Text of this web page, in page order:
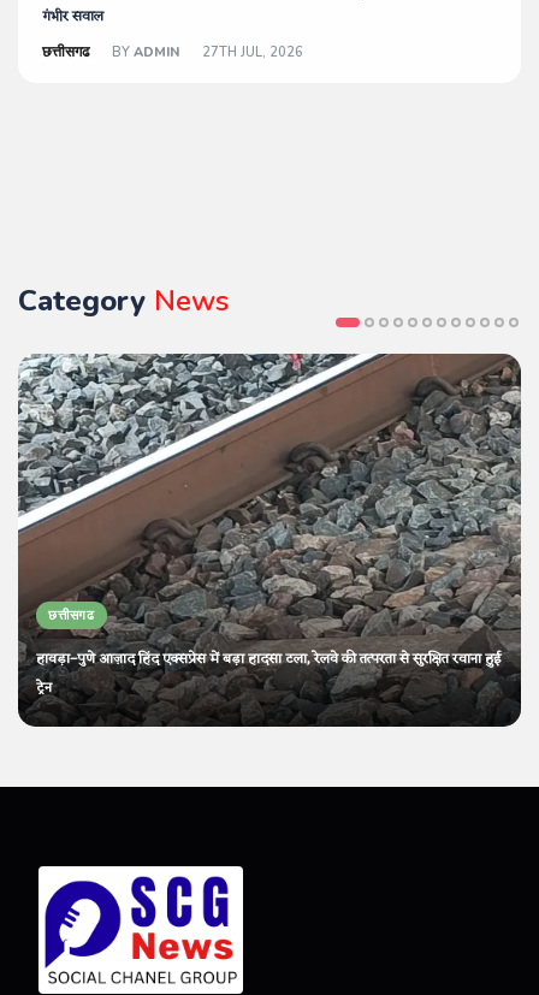
गंभीर सवाल
छत्तीसगढ BY ADMIN 27TH JUL, 2026
Category News
छत्तीसगढ
हावड़ा–पुणे आज़ाद हिंद एक्सप्रेस में बड़ा हादसा टला, रेलवे की तत्परता से सुरक्षित रवाना हुई
ट्रेन